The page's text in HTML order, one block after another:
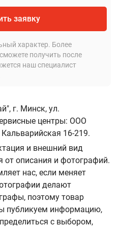
заявку
характер. Более
получить после
наш специалист
г. Минск, ул.
центры: ООО
16-219.
и внешний вид
от описания и фотографий.
нас, если меняет
делают
поэтому товар
публикуем информацию,
с выбором,